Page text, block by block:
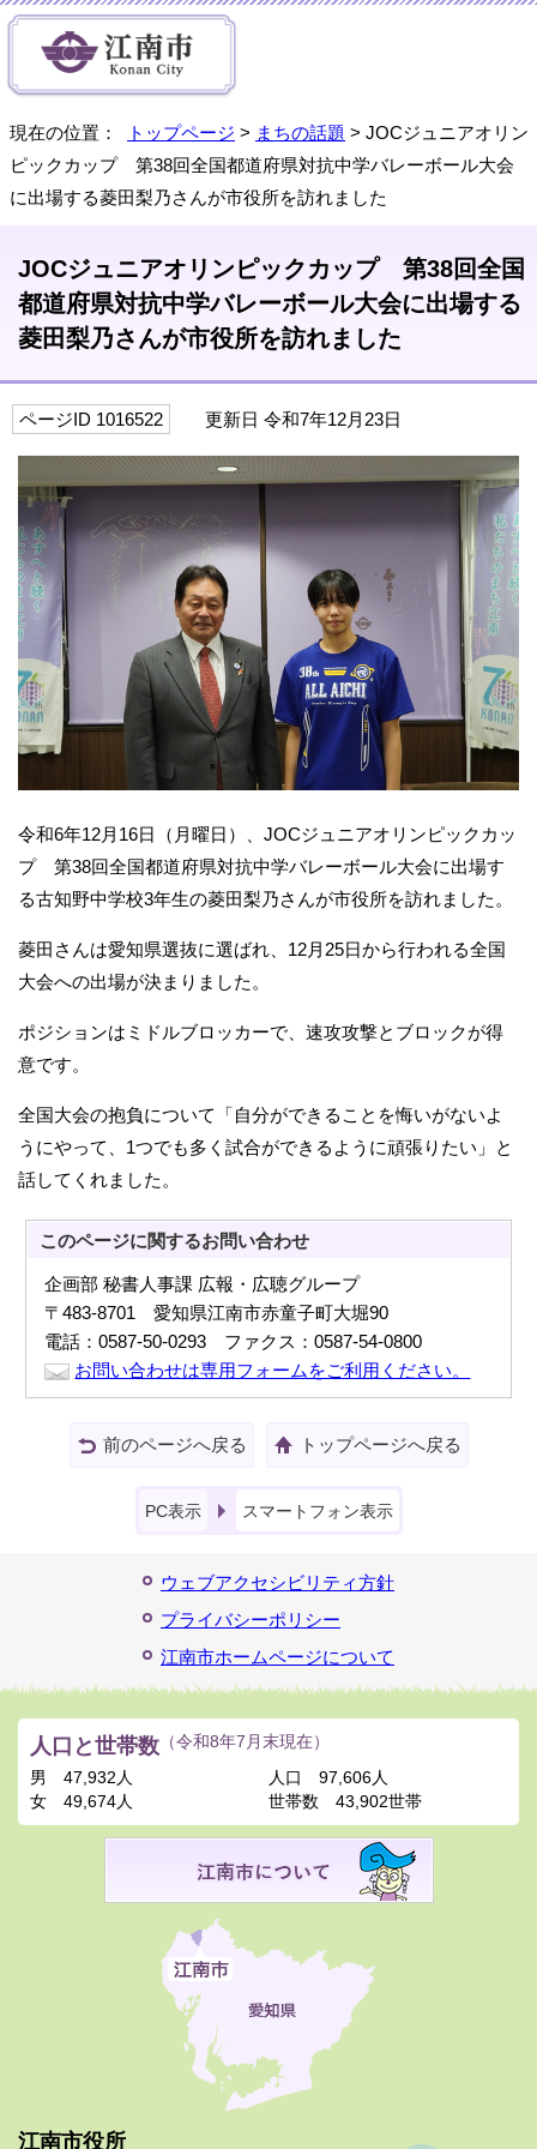
現在の位置： トップページ > まちの話題 > JOCジュニアオリン
ピックカップ 第38回全国都道府県対抗中学バレーボール大会
に出場する菱田梨乃さんが市役所を訪れました
JOCジュニアオリンピックカップ 第38回全国
都道府県対抗中学バレーボール大会に出場する
菱田梨乃さんが市役所を訪れました
ページID 1016522 更新日 令和7年12月23日
令和6年12月16日（月曜日）、JOCジュニアオリンピックカッ
プ 第38回全国都道府県対抗中学バレーボール大会に出場す
る古知野中学校3年生の菱田梨乃さんが市役所を訪れました。
菱田さんは愛知県選抜に選ばれ、12月25日から行われる全国
大会への出場が決まりました。
ポジションはミドルブロッカーで、速攻攻撃とブロックが得
意です。
全国大会の抱負について「自分ができることを悔いがないよ
うにやって、1つでも多く試合ができるように頑張りたい」と
話してくれました。
このページに関するお問い合わせ
企画部 秘書人事課 広報・広聴グループ
〒483-8701 愛知県江南市赤童子町大堀90
電話：0587-50-0293 ファクス：0587-54-0800
お問い合わせは専用フォームをご利用ください。
前のページへ戻る トップページへ戻る
PC表示 スマートフォン表示
ウェブアクセシビリティ方針
プライバシーポリシー
江南市ホームページについて
江南市役所
人口と世帯数 （令和8年7月末現在）
男
47,932人
女
49,674人
人口
97,606人
世帯数
43,902世帯